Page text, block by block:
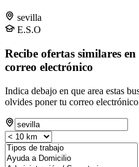
sevilla
E.S.O
Recibe ofertas similares
correo electrónico
Indica debajo en que area estas
olvides poner tu correo